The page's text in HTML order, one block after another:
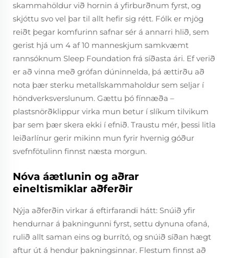
skammahöldur við hornin á yfirburðnum fyrst, og
skjóttu svo vel þar til allt hefir sig rétt. Fólk er mjög
reiðt þegar komfurinn safnar sér á annarri hlið, sem
gerist hjá um 4 af 10 manneskjum samkvæmt
rannsóknum Sleep Foundation frá síðasta ári. Ef verið
er að vinna með grófan dúninnelda, þá ættirðu að
nota þær sterku metallskammaholdur sem seljar í
höndverksverslunum. Gættu þó fínnæða –
plastsnörðklippur virka mun betur í slíkum tilvikum
þar sem þær skera ekki í efnið. Traustu mér, þessi litla
leiðarlínur gerir mikinn mun fyrir hvernig góður
svefnfötulinn finnst næsta morgun.
Nóva áætlunin og aðrar
eineltismiklar aðferðir
Nýja aðferðin virkar á eftirfarandi hátt: Snúið yfir
hendurnar á þakningunni fyrst, settu dynuna ofaná,
rulið allt saman eins og burrító, og snúið síðan hægt
aftur út á hendur þakningsinnar. Flestum finnst að